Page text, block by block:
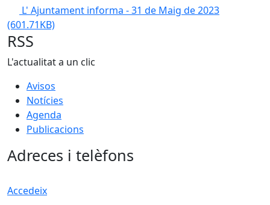
L' Ajuntament informa - 31 de Maig de 2023
(601.71KB)
RSS
L'actualitat a un clic
Avisos
Notícies
Agenda
Publicacions
Adreces i telèfons
Accedeix